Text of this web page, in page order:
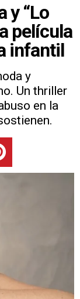
y “Lo
película
infantil
y
Un thriller
en la